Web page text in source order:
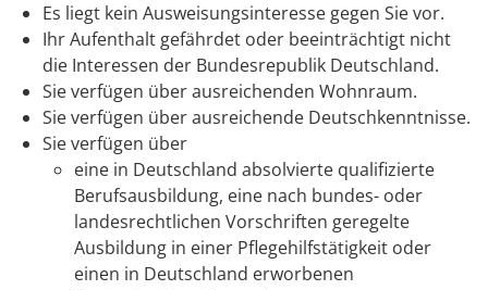
Es liegt kein Ausweisungsinteresse gegen Sie vor.
Ihr Aufenthalt gefährdet oder beeinträchtigt nicht
die Interessen der Bundesrepublik Deutschland.
Sie verfügen über ausreichenden Wohnraum.
Sie verfügen über ausreichende Deutschkenntnisse.
Sie verfügen über
eine in Deutschland absolvierte qualifizierte
Berufsausbildung, eine nach bundes- oder
landesrechtlichen Vorschriften geregelte
Ausbildung in einer Pflegehilfstätigkeit oder
einen in Deutschland erworbenen